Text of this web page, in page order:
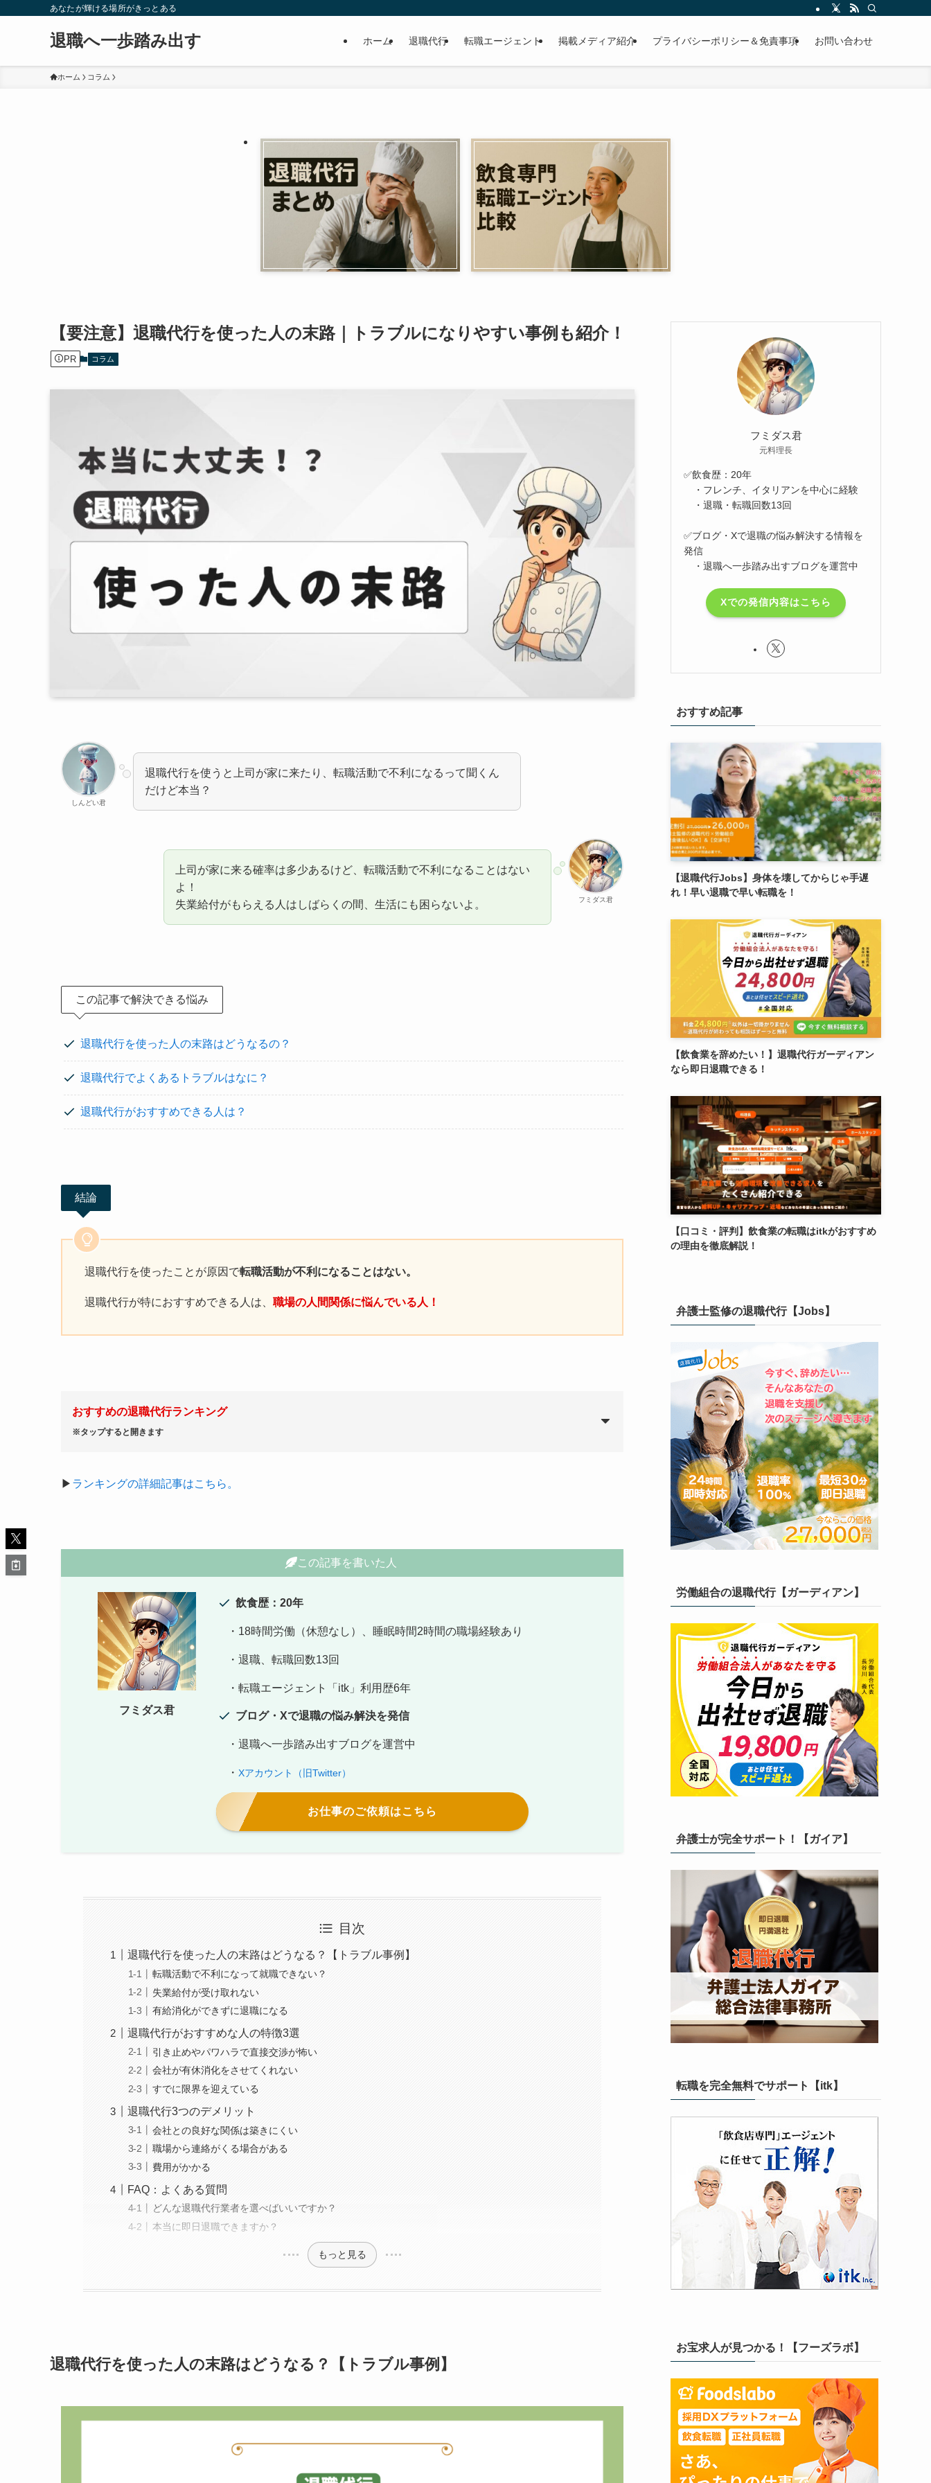
あなたが輝ける場所がきっとある
退職へ一歩踏み出す ホーム 退職代行 転職エージェント 掲載メディア紹介 プライバシーポリシー＆免責事項 お問い合わせ
ホーム コラム
【要注意】退職代行を使った人の末路｜トラブルになりやすい事例も紹介！
PR コラム
しんどい君
退職代行を使うと上司が家に来たり、転職活動で不利になるって聞くん
だけど本当？
フミダス君
上司が家に来る確率は多少あるけど、転職活動で不利になることはない
よ！
失業給付がもらえる人はしばらくの間、生活にも困らないよ。
この記事で解決できる悩み
退職代行を使った人の末路はどうなるの？
退職代行でよくあるトラブルはなに？
退職代行がおすすめできる人は？
結論
退職代行を使ったことが原因で転職活動が不利になることはない。
退職代行が特におすすめできる人は、 職場の人間関係に悩んでいる人！
おすすめの退職代行ランキング
※タップすると開きます
▶︎ ランキングの詳細記事はこちら。
この記事を書いた人
フミダス君
飲食歴：20年
・18時間労働（休憩なし）、睡眠時間2時間の職場経験あり
・退職、転職回数13回
・転職エージェント「itk」利用歴6年
ブログ・Xで退職の悩み解決を発信
・退職へ一歩踏み出すブログを運営中
・ Xアカウント（旧Twitter）
お仕事のご依頼はこちら
目次
退職代行を使った人の末路はどうなる？【トラブル事例】
転職活動で不利になって就職できない？
失業給付が受け取れない
有給消化ができずに退職になる
退職代行がおすすめな人の特徴3選
引き止めやパワハラで直接交渉が怖い
会社が有休消化をさせてくれない
すでに限界を迎えている
退職代行3つのデメリット
会社との良好な関係は築きにくい
職場から連絡がくる場合がある
費用がかかる
FAQ：よくある質問
どんな退職代行業者を選べばいいですか？
本当に即日退職できますか？
もっと見る
退職代行を使った人の末路はどうなる？【トラブル事例】
フミダス君
元料理長
✅飲食歴：20年
・フレンチ、イタリアンを中心に経験
・退職・転職回数13回
✅ブログ・Xで退職の悩み解決する情報を
発信
・退職へ一歩踏み出すブログを運営中
Xでの発信内容はこちら
おすすめ記事
【退職代行Jobs】身体を壊してからじゃ手遅
れ！早い退職で早い転職を！
【飲食業を辞めたい！】退職代行ガーディアン
なら即日退職できる！
【口コミ・評判】飲食業の転職はitkがおすすめ
の理由を徹底解説！
弁護士監修の退職代行【Jobs】
労働組合の退職代行【ガーディアン】
弁護士が完全サポート！【ガイア】
転職を完全無料でサポート【itk】
お宝求人が見つかる！【フーズラボ】